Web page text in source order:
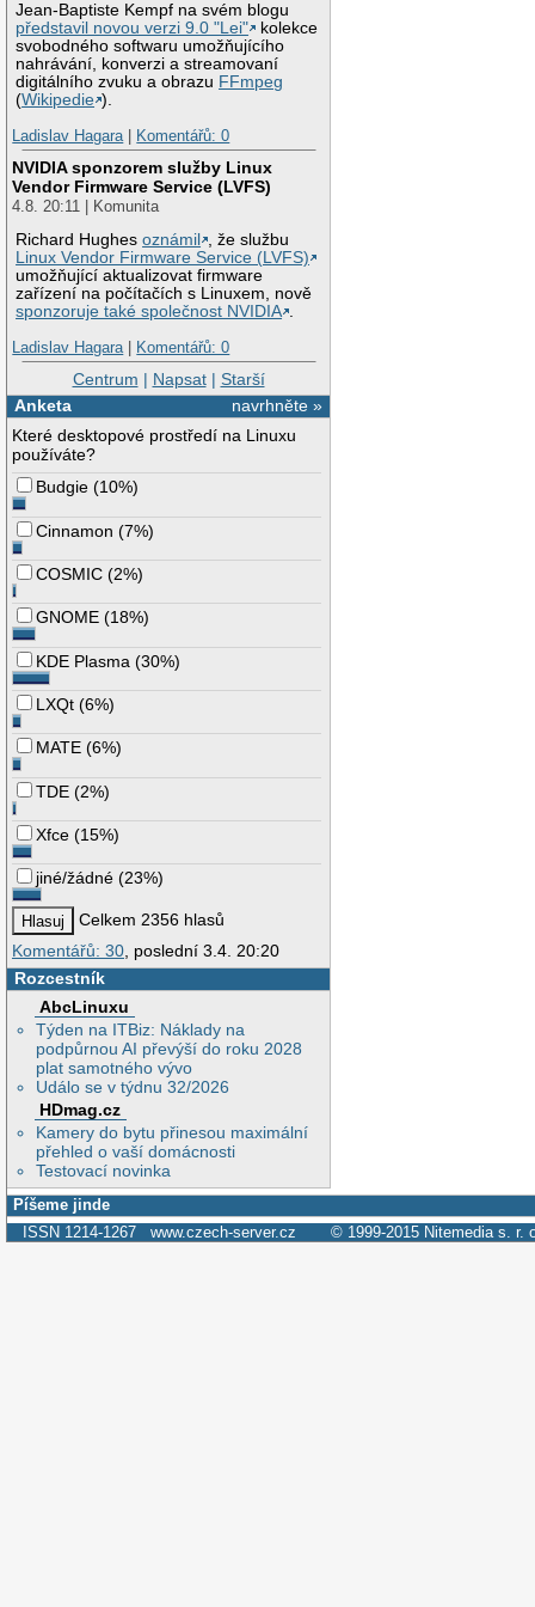
Jean-Baptiste Kempf na svém blogu
představil novou verzi 9.0 "Lei"
kolekce
svobodného softwaru umožňujícího
nahrávání, konverzi a streamovaní
digitálního zvuku a obrazu FFmpeg
(Wikipedie ).
Ladislav Hagara| Komentářů: 0
NVIDIA sponzorem služby Linux
Vendor Firmware Service (LVFS)
4.8. 20:11 | Komunita
Richard Hughesoznámil
, že službu
Linux Vendor Firmware Service (LVFS)
umožňující aktualizovat firmware
zařízení na počítačích s Linuxem, nově
sponzoruje také společnost NVIDIA .
Ladislav Hagara| Komentářů: 0
Centrum | Napsat| Starší
navrhněte »
Anketa
Které desktopové prostředí na Linuxu
používáte?
Budgie (10%)
Cinnamon (7%)
COSMIC (2%)
GNOME (18%)
KDE Plasma (30%)
LXQt (6%)
MATE (6%)
TDE (2%)
Xfce (15%)
jiné/žádné (23%)
Celkem 2356 hlasů
Komentářů: 30 , poslední 3.4. 20:20
Rozcestník
AbcLinuxu
Týden na ITBiz: Náklady na
podpůrnou AI převýší do roku 2028
plat samotného vývo
Událo se v týdnu 32/2026
HDmag.cz
Kamery do bytu přinesou maximální
přehled o vaší domácnosti
Testovací novinka
Píšeme jinde
ISSN 1214-1267 www.czech-server.cz © 1999-2015 Nitemedia s. r.